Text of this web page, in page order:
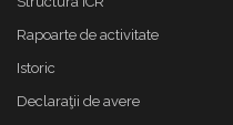
Rapoarte de activitate
Istoric
Declaraţii de avere